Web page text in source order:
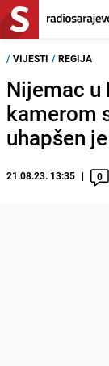
/ VIJESTI / REGIJA
Nijemac u
kamerom
uhapšen je
21.08.23. 13:35 0